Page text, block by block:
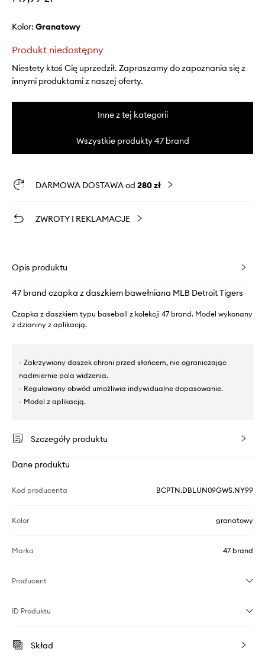
Kolor: granatowy
Produkt niedostępny
Niestety ktoś Cię uprzedził. Zapraszamy do zapoznania się z
innymi produktami z naszej oferty.
Inne z tej kategorii
Wszystkie produkty 47 brand
DARMOWA DOSTAWA od 280 zł
ZWROTY I REKLAMACJE
Opis produktu
47 brand czapka z daszkiem bawełniana MLB Detroit Tigers
Czapka z daszkiem typu baseball z kolekcji 47 brand. Model wykonany
z dzianiny z aplikacją.
- Zakrzywiony daszek chroni przed słońcem, nie ograniczając
nadmiernie pola widzenia.
- Regulowany obwód umożliwia indywidualne dopasowanie.
- Model z aplikacją.
Szczegóły produktu
Dane produktu
Kod producenta BCPTN.DBLUN09GWS.NY99
Kolor granatowy
Marka 47 brand
Producent
ID Produktu
Skład